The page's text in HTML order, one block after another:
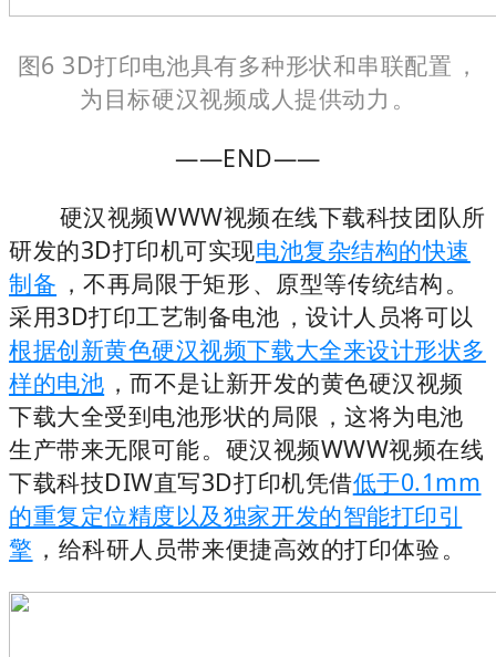
图6 3D打印电池具有多种形状和串联配置，
为目标硬汉视频成人提供动力。
——END——
硬汉视频WWW视频在线下载科技团队所
研发的3D打印机可实现电池复杂结构的快速
制备 ，不再局限于矩形、原型等传统结构。
采用3D打印工艺制备电池，设计人员将可以
根据创新黄色硬汉视频下载大全来设计形状多
样的电池 ，而不是让新开发的黄色硬汉视频
下载大全受到电池形状的局限，这将为电池
生产带来无限可能。硬汉视频WWW视频在线
下载科技DIW直写3D打印机凭借低于0.1mm
的重复定位精度以及独家开发的智能打印引
擎 ，给科研人员带来便捷高效的打印体验。